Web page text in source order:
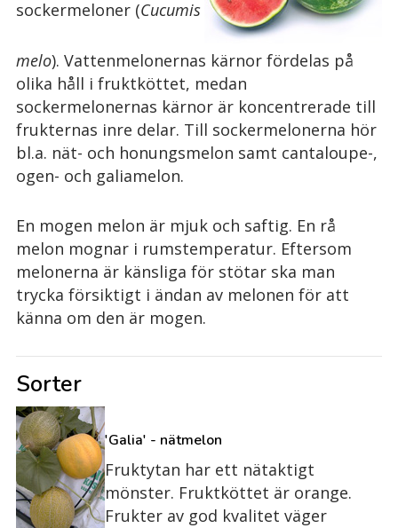
sockermeloner (Cucumis
melo). Vattenmelonernas kärnor fördelas på
olika håll i fruktköttet, medan
sockermelonernas kärnor är koncentrerade till
frukternas inre delar. Till sockermelonerna hör
bl.a. nät- och honungsmelon samt cantaloupe-,
ogen- och galiamelon.
En mogen melon är mjuk och saftig. En rå
melon mognar i rumstemperatur. Eftersom
melonerna är känsliga för stötar ska man
trycka försiktigt i ändan av melonen för att
känna om den är mogen.
Sorter
'Galia' - nätmelon
Fruktytan har ett nätaktigt
mönster. Fruktköttet är orange.
Frukter av god kvalitet väger